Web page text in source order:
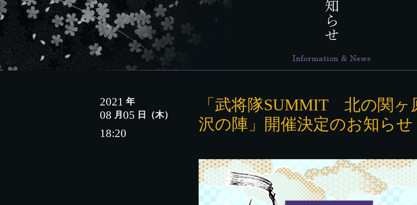
2021 年
08 月 05 日 （木）
18:20
「武将隊SUMMIT 北の関
沢の陣」開催決定のお知らせ